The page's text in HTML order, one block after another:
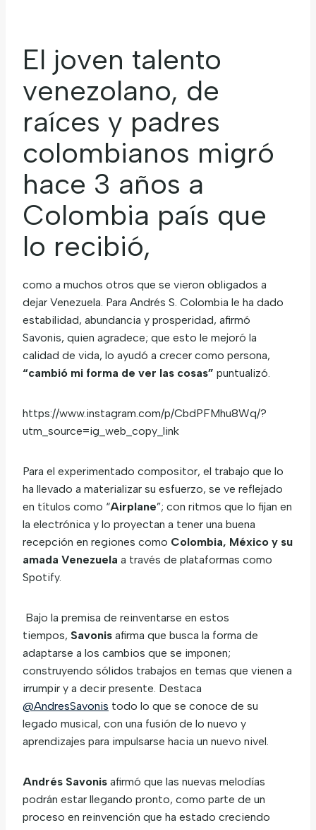
El joven talento
venezolano, de
raíces y padres
colombianos migró
hace 3 años a
Colombia país que
lo recibió,
como a muchos otros que se vieron obligados a
dejar Venezuela. Para Andrés S. Colombia le ha dado
estabilidad, abundancia y prosperidad, afirmó
Savonis, quien agradece; que esto le mejoró la
calidad de vida, lo ayudó a crecer como persona,
“cambió mi forma de ver las cosas” puntualizó.
https://www.instagram.com/p/CbdPFMhu8Wq/?
utm_source=ig_web_copy_link
Para el experimentado compositor, el trabajo que lo
ha llevado a materializar su esfuerzo, se ve reflejado
en títulos como “Airplane”; con ritmos que lo fijan en
la electrónica y lo proyectan a tener una buena
recepción en regiones como Colombia, México y su
amada Venezuela a través de plataformas como
Spotify.
Bajo la premisa de reinventarse en estos
tiempos, Savonis afirma que busca la forma de
adaptarse a los cambios que se imponen;
construyendo sólidos trabajos en temas que vienen a
irrumpir y a decir presente. Destaca
@AndresSavonis todo lo que se conoce de su
legado musical, con una fusión de lo nuevo y
aprendizajes para impulsarse hacia un nuevo nivel.
Andrés Savonis afirmó que las nuevas melodías
podrán estar llegando pronto, como parte de un
proceso en reinvención que ha estado creciendo